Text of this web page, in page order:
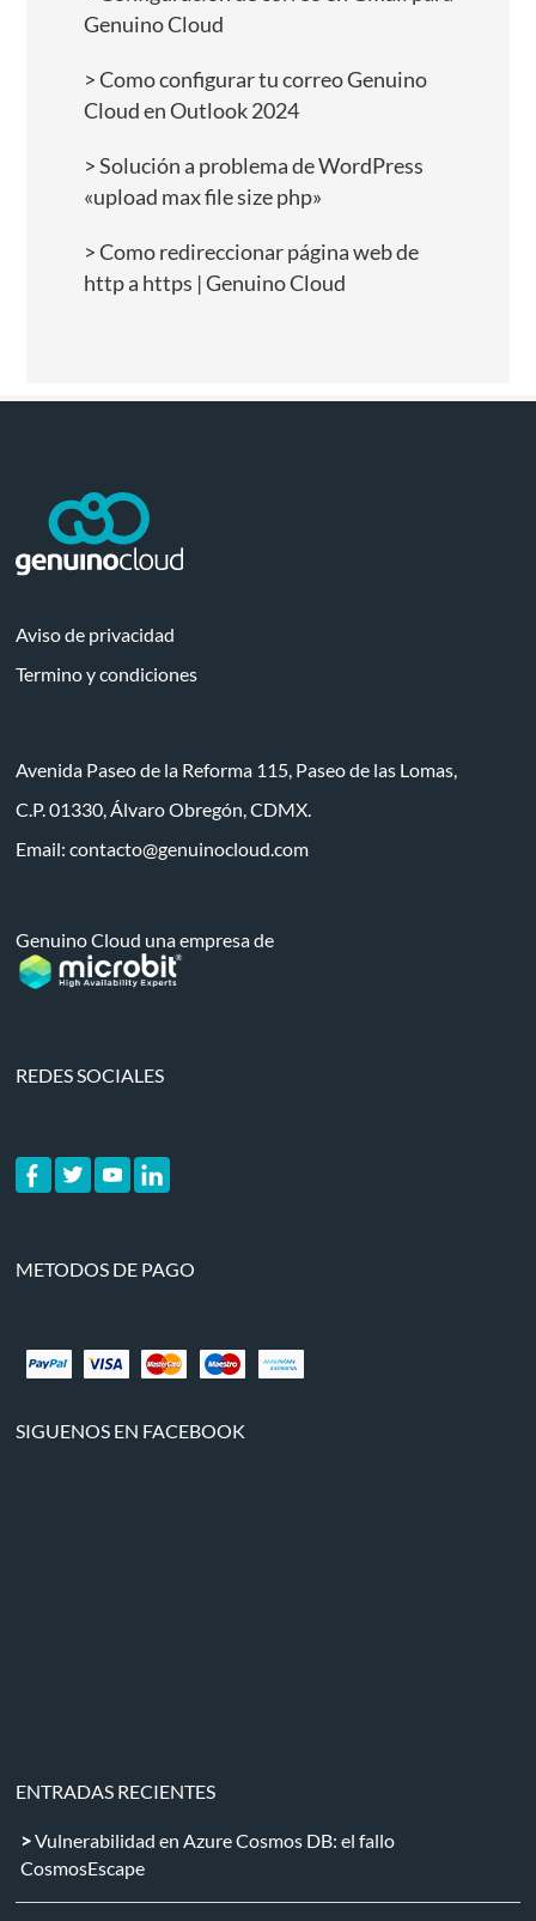
Genuino Cloud
Como configurar tu correo Genuino
Cloud en Outlook 2024
Solución a problema de WordPress
«upload max file size php»
Como redireccionar página web de
http a https | Genuino Cloud
Aviso de privacidad
Termino y condiciones
Avenida Paseo de la Reforma 115, Paseo de las Lomas,
C.P. 01330, Álvaro Obregón, CDMX.
Email:contacto@genuinocloud.com
Genuino Cloud una empresa de
REDES SOCIALES
METODOS DE PAGO
SIGUENOS EN FACEBOOK
ENTRADAS RECIENTES
Vulnerabilidad en Azure Cosmos DB: el fallo
CosmosEscape